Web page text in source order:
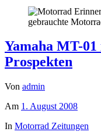
Yamaha MT-
Prospekten
Von admin
Am 1. August 2008
In Motorrad Zeitungen